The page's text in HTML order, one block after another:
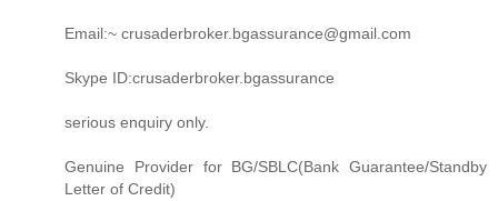
Email:~ crusaderbroker.bgassurance@gmail.com
Skype ID:crusaderbroker.bgassurance
serious enquiry only.
Genuine Provider for BG/SBLC(Bank Guarantee/Standby
Letter of Credit)